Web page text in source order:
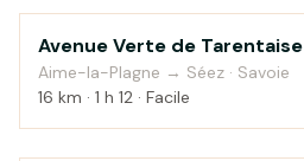
Au fil de l'eau
Avenue Verte de Tarentaise
Aime-la-Plagne → Séez · Savoie
16 km · 1 h 12 · Facile